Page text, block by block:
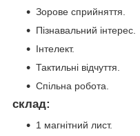
Зорове сприйняття.
Пізнавальний інтерес.
Інтелект.
Тактильні відчуття.
Спільна робота.
склад:
1 магнітний лист.